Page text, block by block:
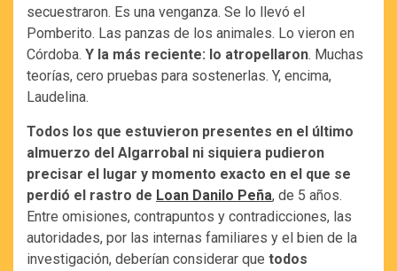
secuestraron. Es una venganza. Se lo llevó el
Pomberito. Las panzas de los animales. Lo vieron en
Córdoba. Y la más reciente: lo atropellaron. Muchas
teorías, cero pruebas para sostenerlas. Y, encima,
Laudelina.
Todos los que estuvieron presentes en el último
almuerzo del Algarrobal ni siquiera pudieron
precisar el lugar y momento exacto en el que se
perdió el rastro de Loan Danilo Peña, de 5 años.
Entre omisiones, contrapuntos y contradicciones, las
autoridades, por las internas familiares y el bien de la
investigación, deberían considerar que todos